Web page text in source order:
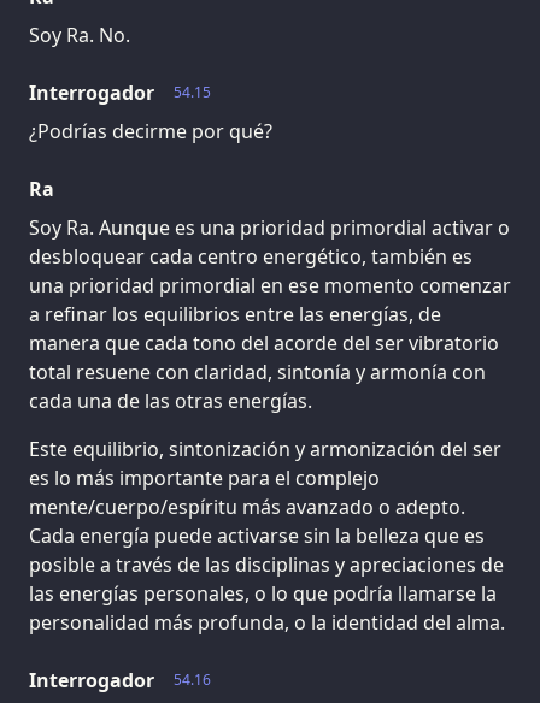
Soy Ra. No.
54.15
Interrogador
¿Podrías decirme por qué?
Ra
Soy Ra. Aunque es una prioridad primordial activar o
desbloquear cada centro energético, también es
una prioridad primordial en ese momento comenzar
a refinar los equilibrios entre las energías, de
manera que cada tono del acorde del ser vibratorio
total resuene con claridad, sintonía y armonía con
cada una de las otras energías.
Este equilibrio, sintonización y armonización del ser
es lo más importante para el complejo
mente/cuerpo/espíritu más avanzado o adepto.
Cada energía puede activarse sin la belleza que es
posible a través de las disciplinas y apreciaciones de
las energías personales, o lo que podría llamarse la
personalidad más profunda, o la identidad del alma.
54.16
Interrogador